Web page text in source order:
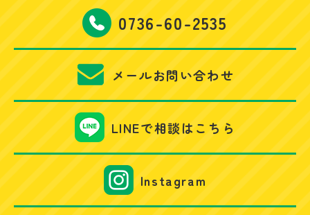
0736-60-2535
メールお問い合わせ
LINEで相談はこちら
Instagram